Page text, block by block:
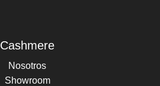
Cashmere
Nosotros
Showroom